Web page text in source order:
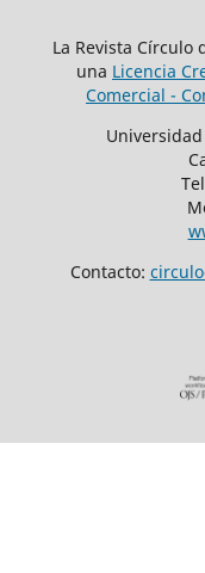
La Revista
una Licencia
Comercial -
Contacto: